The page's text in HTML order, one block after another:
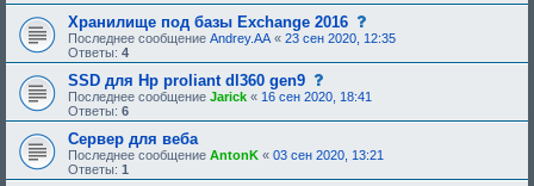
д
б
и
щ
е
е
о
б
и
е
б
у
щ
е
е
б
е
,
т
р
у
е
б
е
н
и
р
у
Хранилище под базы Exchange 2016
о
о
б
и
,
т
р
Последнее сообщение Andrey.AA « 23 сен 2020, 12:35
Ответы: 4
SSD для Hp proliant dl360 gen9
о
о
б
е
н
и
Последнее сообщение Jarick « 16 сен 2020, 18:41
Ответы: 6
Сервер для веба
Последнее сообщение AntonK « 03 сен 2020, 13:21
Ответы: 1